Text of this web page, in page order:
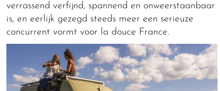
verrassend verfijnd, spannend en onweerstaanbaar
is, en eerlijk gezegd steeds meer een serieuze
concurrent vormt voor la douce France.